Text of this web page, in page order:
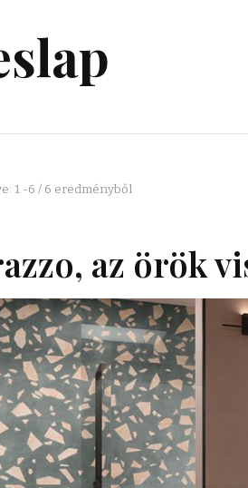
1 -6 / 6 eredményből
az örök